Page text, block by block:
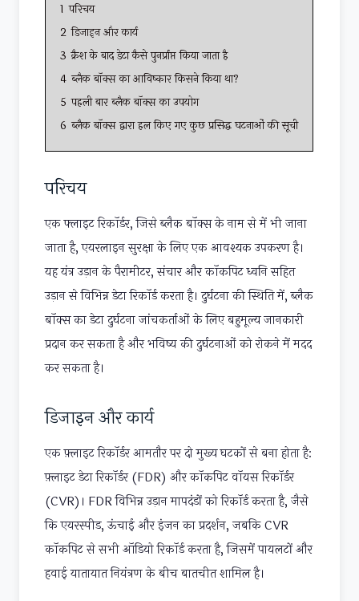
1 परिचय
2 डिजाइन और कार्य
3 क्रैश के बाद डेटा कैसे पुनर्प्राप्त किया जाता है
4 ब्लैक बॉक्स का आविष्कार किसने किया था?
5 पहली बार ब्लैक बॉक्स का उपयोग
6 ब्लैक बॉक्स द्वारा हल किए गए कुछ प्रसिद्ध घटनाओं की सूची
परिचय
एक फ्लाइट रिकॉर्डर, जिसे ब्लैक बॉक्स के नाम से में भी जाना
जाता है, एयरलाइन सुरक्षा के लिए एक आवश्यक उपकरण है।
यह यंत्र उड़ान के पैरामीटर, संचार और कॉकपिट ध्वनि सहित
उड़ान से विभिन्न डेटा रिकॉर्ड करता है। दुर्घटना की स्थिति में, ब्लैक
बॉक्स का डेटा दुर्घटना जांचकर्ताओं के लिए बहुमूल्य जानकारी
प्रदान कर सकता है और भविष्य की दुर्घटनाओं को रोकने में मदद
कर सकता है।
डिजाइन और कार्य
एक फ़्लाइट रिकॉर्डर आमतौर पर दो मुख्य घटकों से बना होता है:
फ़्लाइट डेटा रिकॉर्डर (FDR) और कॉकपिट वॉयस रिकॉर्डर
(CVR)। FDR विभिन्न उड़ान मापदंडों को रिकॉर्ड करता है, जैसे
कि एयरस्पीड, ऊंचाई और इंजन का प्रदर्शन, जबकि CVR
कॉकपिट से सभी ऑडियो रिकॉर्ड करता है, जिसमें पायलटों और
हवाई यातायात नियंत्रण के बीच बातचीत शामिल है।